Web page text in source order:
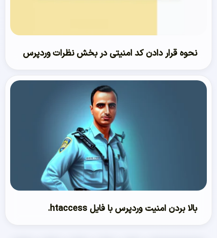
نحوه قرار دادن کد امنیتی در بخش نظرات وردپرس
بالا بردن امنیت وردپرس با فایل htaccess.